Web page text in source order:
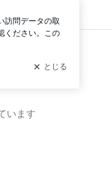
ログイン
います